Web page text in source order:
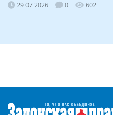
29.07.2026 0 602